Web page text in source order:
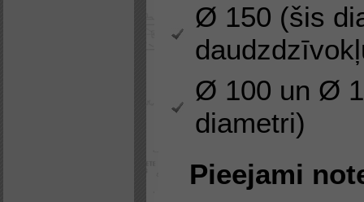
Ø 150 (šis
Ø 100 un Ø
diametri)
Pieejami